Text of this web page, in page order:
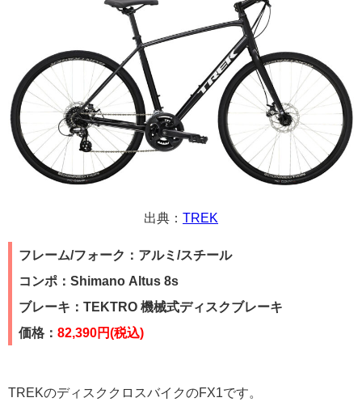
出典： TREK
フレーム/フォーク：アルミ/スチール
コンポ：Shimano Altus 8s
ブレーキ：TEKTRO 機械式ディスクブレーキ
価格： 82,390円(税込)
TREKのディスククロスバイクのFX1です。